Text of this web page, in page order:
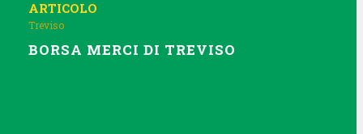
ARTICOLO
Treviso
BORSA MERCI DI TREVISO